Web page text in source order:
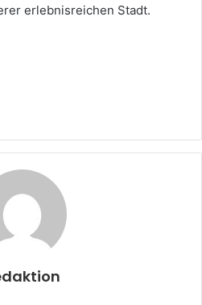
erlebnisreichen Stadt.